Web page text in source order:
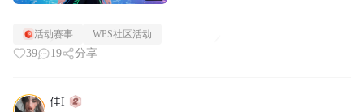
活动赛事 WPS社区活动
39 19 分享
佳I